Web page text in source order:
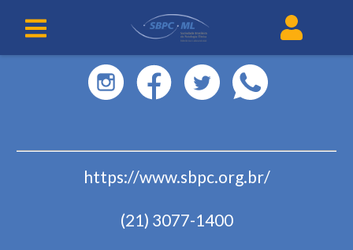
https://www.sbpc.org.br/
(21) 3077-1400